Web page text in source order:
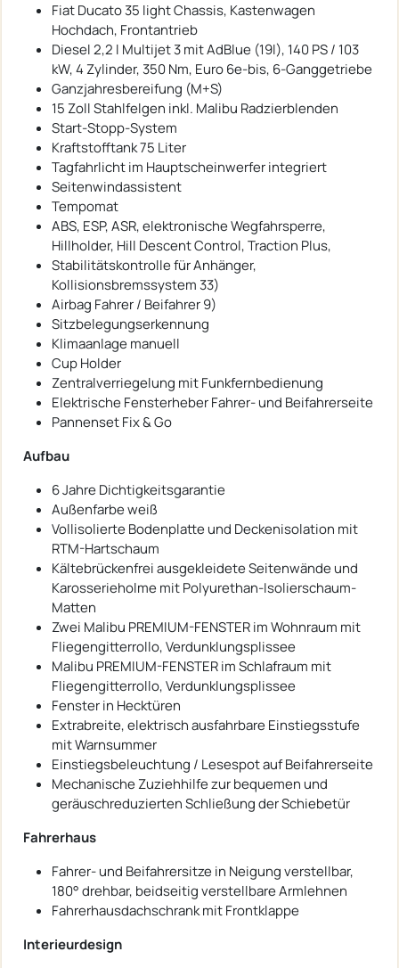
Fiat Ducato 35 light Chassis, Kastenwagen
Hochdach, Frontantrieb
Diesel 2,2 l Multijet 3 mit AdBlue (19l), 140 PS / 103
kW, 4 Zylinder, 350 Nm, Euro 6e-bis, 6-Ganggetriebe
Ganzjahresbereifung (M+S)
15 Zoll Stahlfelgen inkl. Malibu Radzierblenden
Start-Stopp-System
Kraftstofftank 75 Liter
Tagfahrlicht im Hauptscheinwerfer integriert
Seitenwindassistent
Tempomat
ABS, ESP, ASR, elektronische Wegfahrsperre,
Hillholder, Hill Descent Control, Traction Plus,
Stabilitätskontrolle für Anhänger,
Kollisionsbremssystem 33)
Airbag Fahrer / Beifahrer 9)
Sitzbelegungserkennung
Klimaanlage manuell
Cup Holder
Zentralverriegelung mit Funkfernbedienung
Elektrische Fensterheber Fahrer- und Beifahrerseite
Pannenset Fix & Go
Aufbau
6 Jahre Dichtigkeitsgarantie
Außenfarbe weiß
Vollisolierte Bodenplatte und Deckenisolation mit
RTM-Hartschaum
Kältebrückenfrei ausgekleidete Seitenwände und
Karosserieholme mit Polyurethan-Isolierschaum-
Matten
Zwei Malibu PREMIUM-FENSTER im Wohnraum mit
Fliegengitterrollo, Verdunklungsplissee
Malibu PREMIUM-FENSTER im Schlafraum mit
Fliegengitterrollo, Verdunklungsplissee
Fenster in Hecktüren
Extrabreite, elektrisch ausfahrbare Einstiegsstufe
mit Warnsummer
Einstiegsbeleuchtung / Lesespot auf Beifahrerseite
Mechanische Zuziehhilfe zur bequemen und
geräuschreduzierten Schließung der Schiebetür
Fahrerhaus
Fahrer- und Beifahrersitze in Neigung verstellbar,
180° drehbar, beidseitig verstellbare Armlehnen
Fahrerhausdachschrank mit Frontklappe
Interieurdesign